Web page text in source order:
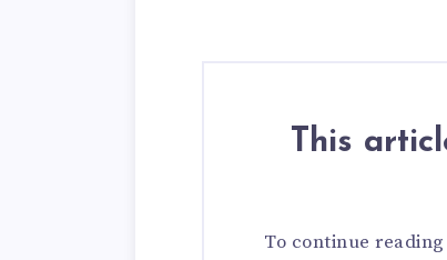
This
To continue